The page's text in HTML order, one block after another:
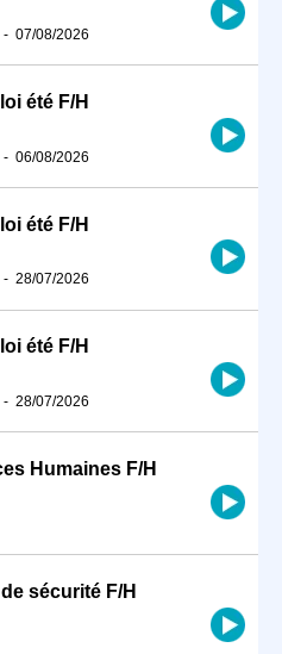
- 07/08/2026
été F/H
- 06/08/2026
été F/H
- 28/07/2026
été F/H
- 28/07/2026
Humaines F/H
sécurité F/H